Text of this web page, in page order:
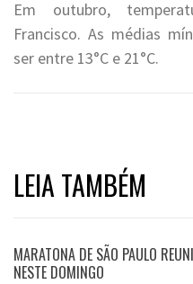
Em outubro,
Francisco. As médias
ser entre 13°C e 21°C.
LEIA TAMBÉM
MARATONA DE SÃO PAULO
NESTE DOMINGO